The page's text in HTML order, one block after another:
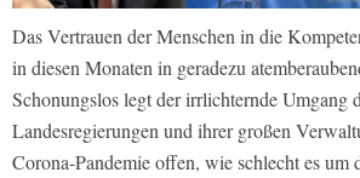
Das Vertrauen der Menschen in die
in diesen Monaten in geradezu
Schonungslos legt der irrlichternde Umgang
Landesregierungen und ihrer großen
Corona-Pandemie offen, wie schlecht es um